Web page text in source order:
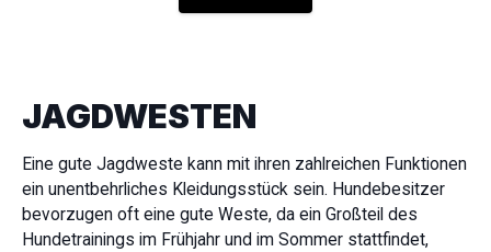
JAGDWESTEN
Eine gute Jagdweste kann mit ihren zahlreichen Funktionen
ein unentbehrliches Kleidungsstück sein. Hundebesitzer
bevorzugen oft eine gute Weste, da ein Großteil des
Hundetrainings im Frühjahr und im Sommer stattfindet,